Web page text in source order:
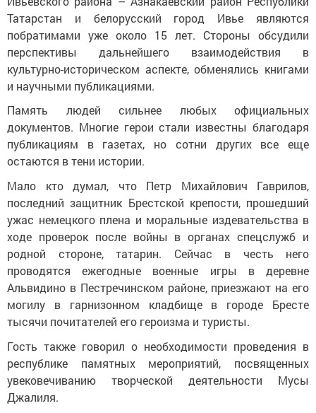
Татарстан и белорусский город Ивье являются
побратимами уже около 15 лет. Стороны обсудили
перспективы дальнейшего взаимодействия в
культурно-историческом аспекте, обменялись книгами
и научными публикациями.
Память людей сильнее любых официальных
документов. Многие герои стали известны благодаря
публикациям в газетах, но сотни других все еще
остаются в тени истории.
Мало кто думал, что Петр Михайлович Гаврилов,
последний защитник Брестской крепости, прошедший
ужас немецкого плена и моральные издевательства в
ходе проверок после войны в органах спецслужб и
родной стороне, татарин. Сейчас в честь него
проводятся ежегодные военные игры в деревне
Альвидино в Пестречинском районе, приезжают на его
могилу в гарнизонном кладбище в городе Бресте
тысячи почитателей его героизма и туристы.
Гость также говорил о необходимости проведения в
республике памятных мероприятий, посвященных
увековечиванию творческой деятельности Мусы
Джалиля.